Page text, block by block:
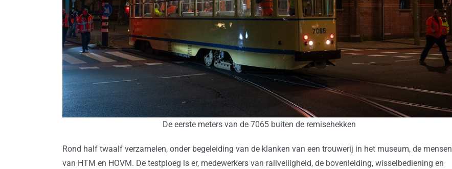
De eerste meters van de 7065 buiten de remisehekken
Rond half twaalf verzamelen, onder begeleiding van de klanken van een trouwerij in het museum, de mensen
van HTM en HOVM. De testploeg is er, medewerkers van railveiligheid, de bovenleiding, wisselbediening en